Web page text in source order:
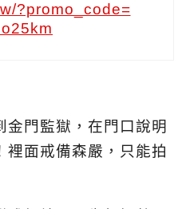
?promo_code=
門監獄，在門口說明
裡面戒備森嚴，只能拍